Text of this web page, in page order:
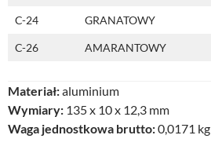
C-24 GRANATOWY
C-26 AMARANTOWY
Materiał:aluminium
Wymiary: 135 x 10 x 12,3 mm
Waga jednostkowa brutto:0,0171 kg